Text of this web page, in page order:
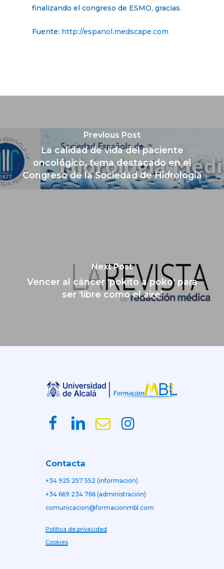
finalizando el congreso de ESMO, gracias.
Fuente: http://espanol.medscape.com
Previous Post
La calidad de vida del paciente
oncológico, tema destacado en el
Congreso de la Sociedad de Hidrología
Next Post
Vencer al cáncer 'pokito a poko' para
ser 'libre como el aire'
Contacta
+34 925 257 552 (información)
+34 669 234 766 (administración)
comunicacion@formacionmbl.com
Política de privacidad
Cookies